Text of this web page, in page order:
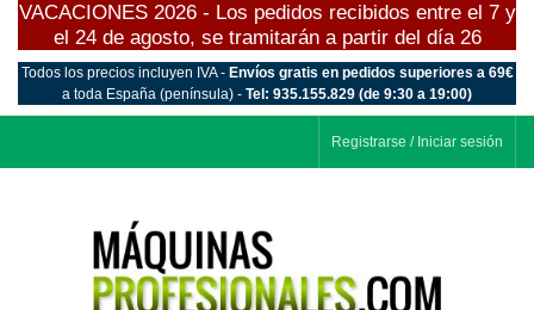
VACACIONES 2026 - Los pedidos recibidos entre el 7 y
el 24 de agosto, se tramitarán a partir del día 26
Todos los precios incluyen IVA - Envíos gratis en pedidos superiores a 69€
a toda España (península) - Tel: 935.155.829 (de 9:30 a 19:00)
Registrarse / Iniciar sesión